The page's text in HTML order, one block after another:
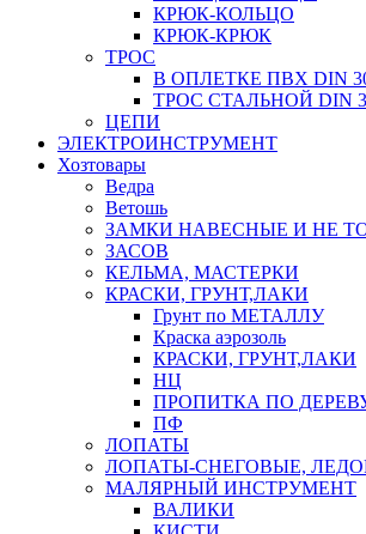
КРЮК-КОЛЬЦО
КРЮК-КРЮК
ТРОС
В ОПЛЕТКЕ ПВХ DIN
ТРОС СТАЛЬНОЙ DIN
ЦЕПИ
ЭЛЕКТРОИНСТРУМЕНТ
Хозтовары
Ведра
Ветошь
ЗАМКИ НАВЕСНЫЕ И НЕ
ЗАСОВ
КЕЛЬМА, МАСТЕРКИ
КРАСКИ, ГРУНТ,ЛАКИ
Грунт по МЕТАЛЛУ
Краска аэрозоль
КРАСКИ, ГРУНТ,ЛАКИ
НЦ
ПРОПИТКА ПО
ПФ
ЛОПАТЫ
ЛОПАТЫ-СНЕГОВЫЕ,
МАЛЯРНЫЙ ИНСТРУМЕНТ
ВАЛИКИ